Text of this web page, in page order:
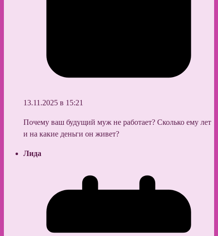
13.11.2025 в 15:21
Почему ваш будущий муж не работает? Сколько ему лет
и на какие деньги он живет?
Лида